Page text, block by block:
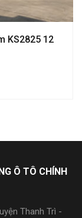
KS2825 12
Ô TÔ CHÍNH
Thanh Trì -